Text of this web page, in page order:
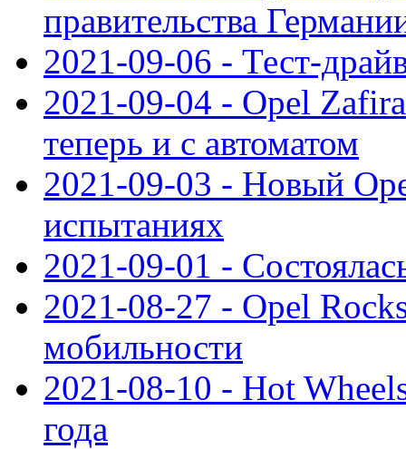
правительства
2021-09-06 - Тест-
2021-09-04 - Opel
теперь и с автоматом
2021-09-03 - Новый
испытаниях
2021-09-01 -
2021-08-27 - Opel
мобильности
2021-08-10 - Hot
года